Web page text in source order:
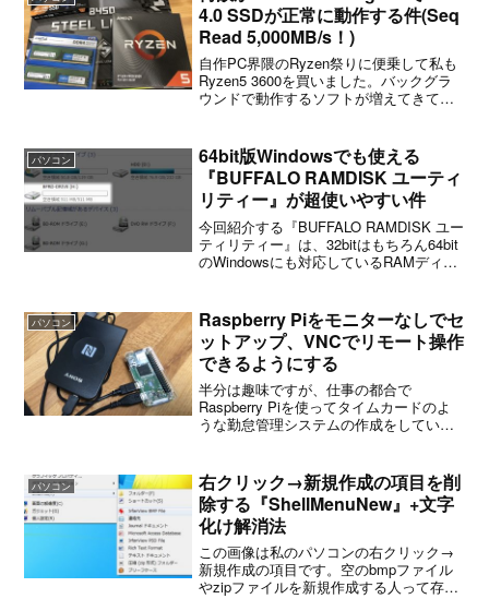
4.0 SSDが正常に動作する件(Seq
Read 5,000MB/s！)
自作PC界隈のRyzen祭りに便乗して私も
Ryzen5 3600を買いました。バックグラ
ウンドで動作するソフトが増えてきて
CPUの性能についてはネット各所でベ...
パソコン
64bit版Windowsでも使える
『BUFFALO RAMDISK ユーティ
リティー』が超使いやすい件
今回紹介する『BUFFALO RAMDISK ユー
ティリティー』は、32bitはもちろん64bit
のWindowsにも対応しているRAMディス
した。おすすめです。
パソコン
Raspberry Piをモニターなしでセ
ットアップ、VNCでリモート操作
できるようにする
半分は趣味ですが、仕事の都合で
Raspberry Piを使ってタイムカードのよ
うな勤怠管理システムの作成をしていま
ラを付けて顔認識するようにしたほうが
いいような気がして...
パソコン
右クリック→新規作成の項目を削
除する『ShellMenuNew』+文字
化け解消法
この画像は私のパソコンの右クリック→
新規作成の項目です。空のbmpファイル
やzipファイルを新規作成する人って存在